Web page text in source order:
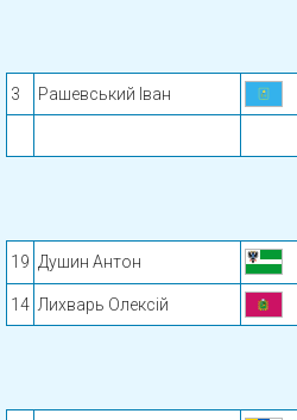
3 Рашевський Іван
19 Душин Антон
14 Лихварь Олексій